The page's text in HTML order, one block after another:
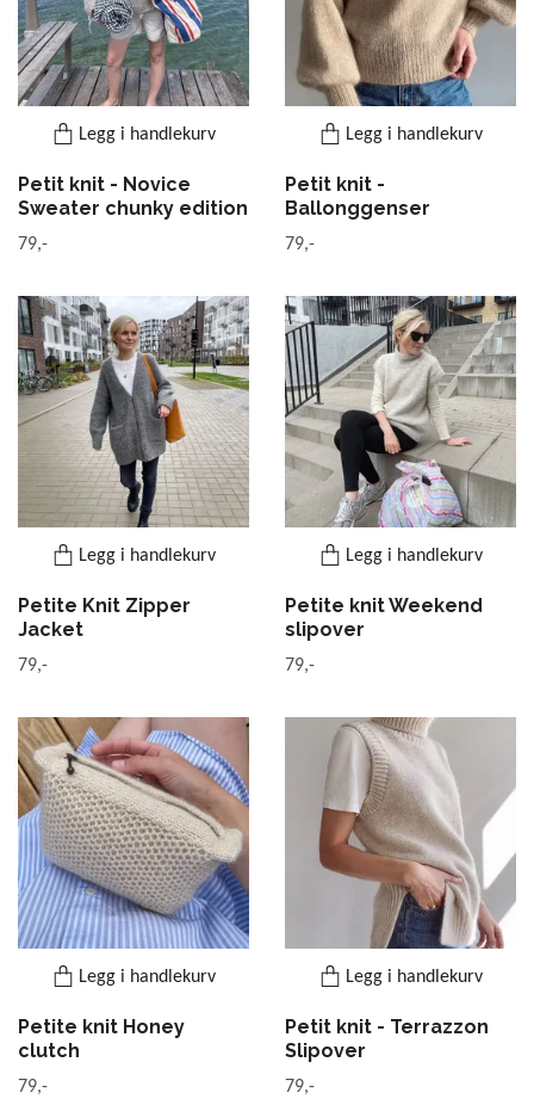
Legg i handlekurv
Petit knit - Novice
Sweater chunky edition
79,-
Legg i handlekurv
Petit knit -
Ballonggenser
79,-
Legg i handlekurv
Petite Knit Zipper
Jacket
79,-
Legg i handlekurv
Petite knit Weekend
slipover
79,-
Legg i handlekurv
Petite knit Honey
clutch
79,-
Legg i handlekurv
Petit knit - Terrazzon
Slipover
79,-